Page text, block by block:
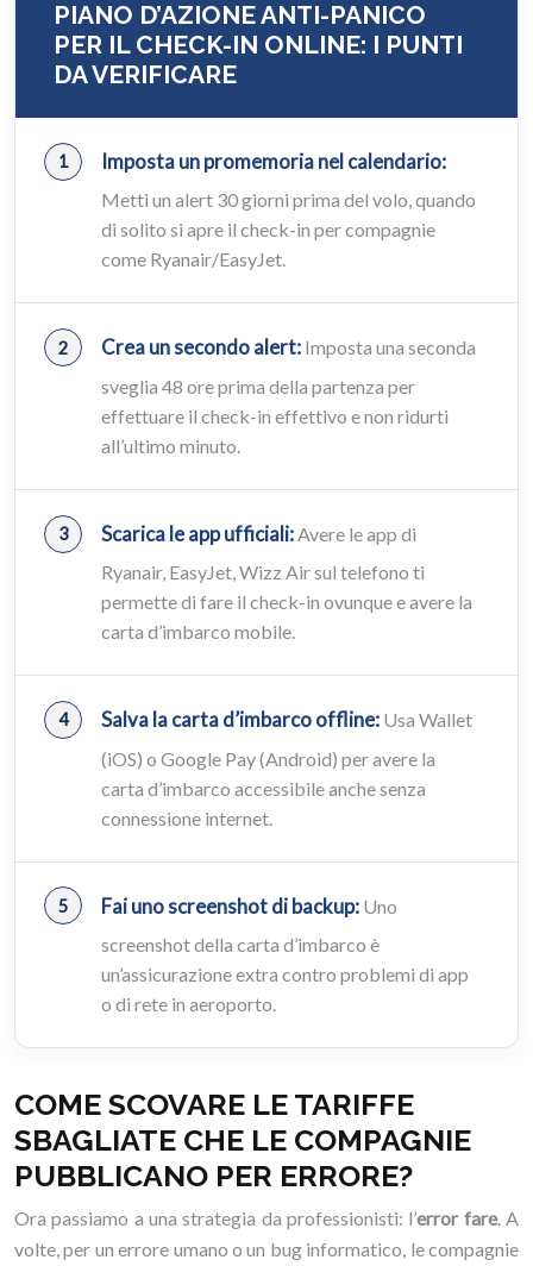
PIANO D’AZIONE ANTI-PANICO
PER IL CHECK-IN ONLINE: I PUNTI
DA VERIFICARE
Imposta un promemoria nel calendario:
Metti un alert 30 giorni prima del volo, quando
di solito si apre il check-in per compagnie
come Ryanair/EasyJet.
Crea un secondo alert: Imposta una seconda
sveglia 48 ore prima della partenza per
effettuare il check-in effettivo e non ridurti
all’ultimo minuto.
Scarica le app ufficiali: Avere le app di
Ryanair, EasyJet, Wizz Air sul telefono ti
permette di fare il check-in ovunque e avere la
carta d’imbarco mobile.
Salva la carta d’imbarco offline: Usa Wallet
(iOS) o Google Pay (Android) per avere la
carta d’imbarco accessibile anche senza
connessione internet.
Fai uno screenshot di backup: Uno
screenshot della carta d’imbarco è
un’assicurazione extra contro problemi di app
o di rete in aeroporto.
COME SCOVARE LE TARIFFE
SBAGLIATE CHE LE COMPAGNIE
PUBBLICANO PER ERRORE?
Ora passiamo a una strategia da professionisti: l’error fare. A
volte, per un errore umano o un bug informatico, le compagnie